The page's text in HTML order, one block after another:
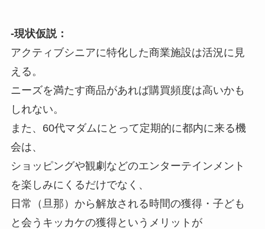
-現状仮説：
アクティブシニアに特化した商業施設は活況に見
える。
ニーズを満たす商品があれば購買頻度は高いかも
しれない。
また、60代マダムにとって定期的に都内に来る機
会は、
ショッピングや観劇などのエンターテインメント
を楽しみにくるだけでなく、
日常（旦那）から解放される時間の獲得・子ども
と会うキッカケの獲得というメリットが